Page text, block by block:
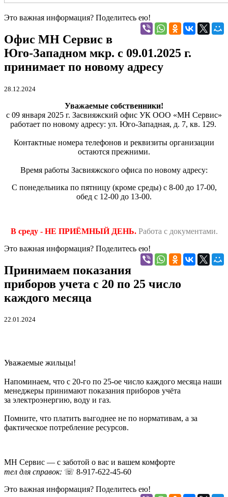
Это важная информация? Поделитесь ею!
Офис МН Сервис в
Юго-Западном мкр. с 09.01.2025 г.
принимает по новому адресу
28.12.2024
Уважаемые собственники!
с 09 января 2025 г. Засвияжский офис УК ООО «МН Сервис»
работает по новому адресу: ул. Юго-Западная, д. 7, кв. 129.
Контактные номера телефонов и реквизиты организации
остаются прежними.
Время работы Засвияжского офиса по новому адресу:
С понедельника по пятницу (кроме среды) с 8-00 до 17-00,
обед с 12-00 до 13-00.
В среду - НЕ ПРИЁМНЫЙ ДЕНЬ. Работа с документами.
Это важная информация? Поделитесь ею!
Принимаем показания
приборов учета с 20 по 25 число
каждого месяца
22.01.2024
Уважаемые жильцы!
Напоминаем, что с 20-го по 25-ое число каждого месяца наши
менеджеры принимают показания приборов учёта
за электроэнергию, воду и газ.
Помните, что платить выгоднее не по нормативам, а за
фактическое потребление ресурсов.
МН Сервис — с заботой о вас и вашем комфорте
тел для справок: ☏ 8-917-622-45-60
Это важная информация? Поделитесь ею!